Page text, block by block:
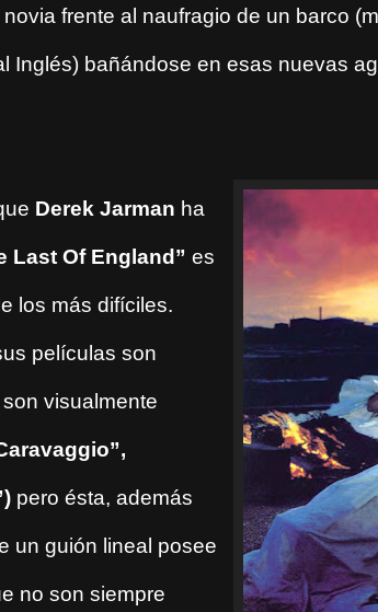
frente al naufragio de un barco
Inglés) bañándose en esas nuevas
Derek Jarman ha
Last Of England” es
los más difíciles.
películas son
visualmente
pero ésta, además
un guión lineal posee
no son siempre